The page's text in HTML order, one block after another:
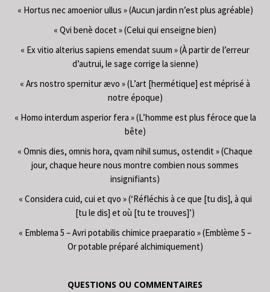
« Hortus nec amoenior ullus » (Aucun jardin n’est plus agréable)
« Qvi benè docet » (Celui qui enseigne bien)
« Ex vitio alterius sapiens emendat suum » (À partir de l’erreur
d’autrui, le sage corrige la sienne)
« Ars nostro spernitur ævo » (L’art [hermétique] est méprisé à
notre époque)
« Homo interdum asperior fera » (L’homme est plus féroce que la
bête)
« Omnis dies, omnis hora, qvam nihil sumus, ostendit » (Chaque
jour, chaque heure nous montre combien nous sommes
insignifiants)
« Considera cuid, cui et qvo » (‘Réfléchis à ce que [tu dis], à qui
[tu le dis] et où [tu te trouves]’)
« Emblema 5 – Avri potabilis chimice praeparatio » (Emblème 5 –
Or potable préparé alchimiquement)
QUESTIONS OU COMMENTAIRES